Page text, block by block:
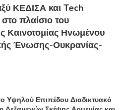
ΚΕΔΙΣΑ και Tech
πλαίσιο του
Καινοτομίας Ηνωμένου
Ένωσης-Ουκρανίας-
Υψηλού Επιπέδου Διαδικτυακό